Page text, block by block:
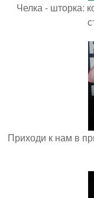
Челка - шторка:
Приходи к нам в